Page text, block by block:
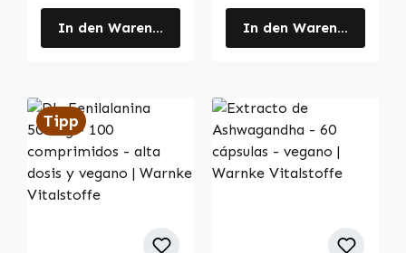
In den Warenkorb In den Warenkorb
Tipp